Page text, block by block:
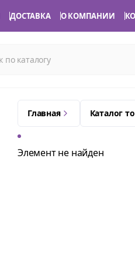
ДОСТАВКА О КОМПАНИИ
Главная Каталог
Элемент не найден